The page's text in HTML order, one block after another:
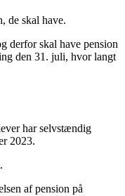
de skal have.
derfor skal have pension
den 31. juli, hvor langt
har selvstændig
2023.
af pension på